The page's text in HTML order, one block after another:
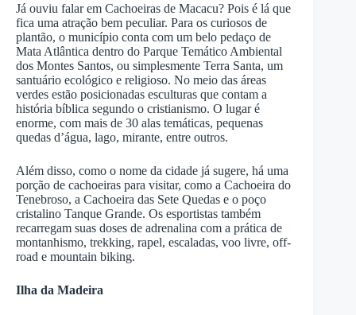
Já ouviu falar em Cachoeiras de Macacu? Pois é lá que
fica uma atração bem peculiar. Para os curiosos de
plantão, o município conta com um belo pedaço de
Mata Atlântica dentro do Parque Temático Ambiental
dos Montes Santos, ou simplesmente Terra Santa, um
santuário ecológico e religioso. No meio das áreas
verdes estão posicionadas esculturas que contam a
história bíblica segundo o cristianismo. O lugar é
enorme, com mais de 30 alas temáticas, pequenas
quedas d’água, lago, mirante, entre outros.
Além disso, como o nome da cidade já sugere, há uma
porção de cachoeiras para visitar, como a Cachoeira do
Tenebroso, a Cachoeira das Sete Quedas e o poço
cristalino Tanque Grande. Os esportistas também
recarregam suas doses de adrenalina com a prática de
montanhismo, trekking, rapel, escaladas, voo livre, off-
road e mountain biking.
Ilha da Madeira